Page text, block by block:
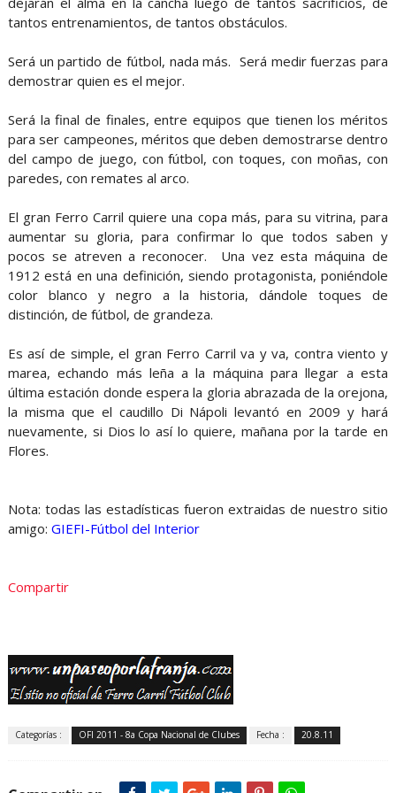
tantos entrenamientos, de tantos obstáculos.
Será un partido de fútbol, nada más. Será medir fuerzas para
demostrar quien es el mejor.
Será la final de finales, entre equipos que tienen los méritos
para ser campeones, méritos que deben demostrarse dentro
del campo de juego, con fútbol, con toques, con moñas, con
paredes, con remates al arco.
El gran Ferro Carril quiere una copa más, para su vitrina, para
aumentar su gloria, para confirmar lo que todos saben y
pocos se atreven a reconocer. Una vez esta máquina de
1912 está en una definición, siendo protagonista, poniéndole
color blanco y negro a la historia, dándole toques de
distinción, de fútbol, de grandeza.
Es así de simple, el gran Ferro Carril va y va, contra viento y
marea, echando más leña a la máquina para llegar a esta
última estación donde espera la gloria abrazada de la orejona,
la misma que el caudillo Di Nápoli levantó en 2009 y hará
nuevamente, si Dios lo así lo quiere, mañana por la tarde en
Flores.
Nota: todas las estadísticas fueron extraidas de nuestro sitio
amigo: GIEFI-Fútbol del Interior
Compartir
Categorías : OFI 2011 - 8a Copa Nacional de Clubes Fecha : 20.8.11